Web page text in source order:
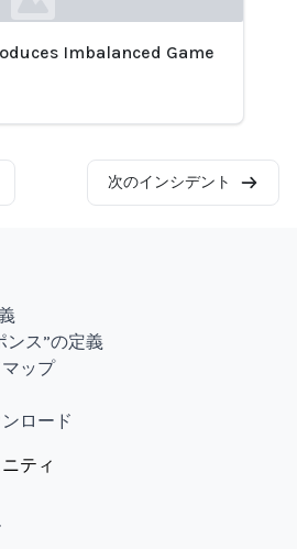
Imbalanced Game
次のインシデント
ンス”の定義
ップ
ロード
ティ